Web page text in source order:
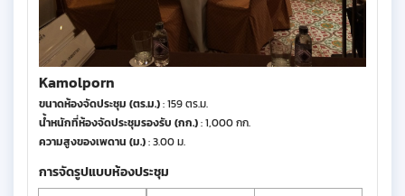
Kamolporn
ขนาดห้องจัดประชุม (ตร.ม.): 159 ตร.ม.
น้ำหนักที่ห้องจัดประชุมรองรับ (กก.): 1,000 กก.
ความสูงของเพดาน (ม.): 3.00 ม.
การจัดรูปแบบห้องประชุม